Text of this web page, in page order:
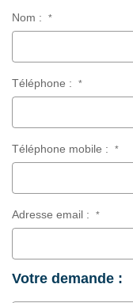
Nom : *
Téléphone : *
Téléphone mobile : *
Adresse email : *
Votre demande :